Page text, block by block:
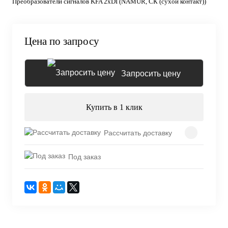
Цена по запросу
Запросить цену
Купить в 1 клик
Рассчитать доставку
Под заказ